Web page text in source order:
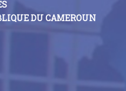
DU CAMEROUN